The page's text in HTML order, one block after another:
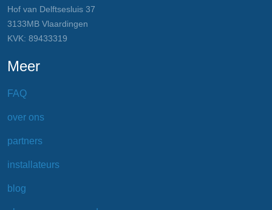
Hof van Delftsesluis 37
3133MB Vlaardingen
KVK: 89433319
Meer
FAQ
over ons
partners
installateurs
blog